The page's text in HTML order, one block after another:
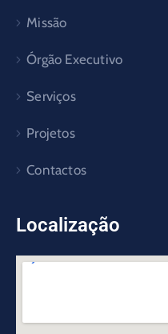
Missão
Órgão Executivo
Serviços
Projetos
Contactos
Localização